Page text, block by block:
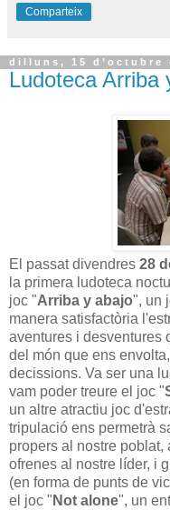
Comparteix
dilluns, 15 d’octubre
Ludoteca Arriba
El passat divendres 28
la primera ludoteca
joc "Arriba y abajo", un
manera satisfactòria
aventures i desventures
del món que ens
decissions. Va ser una
vam poder treure el joc "
un altre atractiu joc
tripulació ens permetrà
propers al nostre
ofrenes al nostre líder, i
(en forma de punts de
el joc " Not alone", un